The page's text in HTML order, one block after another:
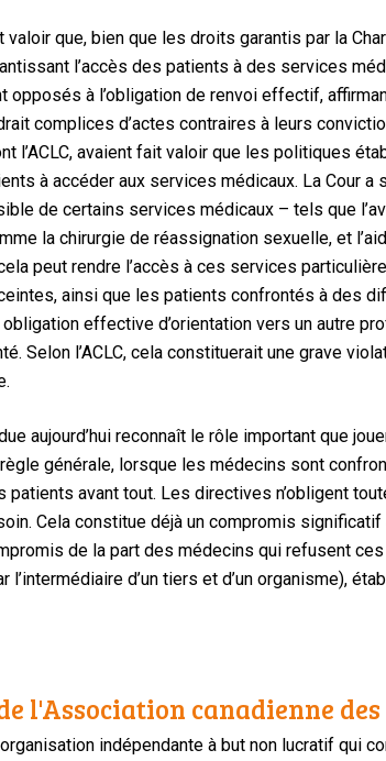
valoir que, bien que les droits garantis par la
l’accès des patients à des services
opposés à l’obligation de renvoi effectif,
complices d’actes contraires à leurs
l’ACLC, avaient fait valoir que les politiques
à accéder aux services médicaux. La Cour
de certains services médicaux – tels que
la chirurgie de réassignation sexuelle, et
peut rendre l’accès à ces services
ainsi que les patients confrontés à des
obligation effective d’orientation vers un autre
Selon l’ACLC, cela constituerait une grave
aujourd’hui reconnaît le rôle important que
générale, lorsque les médecins sont
patients avant tout. Les directives n’obligent
Cela constitue déjà un compromis
de la part des médecins qui refusent
l’intermédiaire d’un tiers et d’un organisme),
l'Association canadienne
organisation indépendante à but non lucratif qui